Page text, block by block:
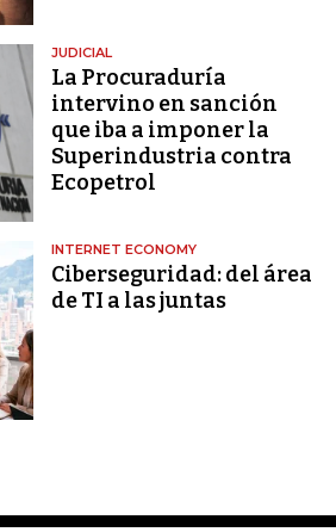
JUDICIAL
La Procuraduría
intervino en sanción
que iba a imponer la
Superindustria contra
Ecopetrol
INTERNET ECONOMY
Ciberseguridad: del área
de TI a las juntas